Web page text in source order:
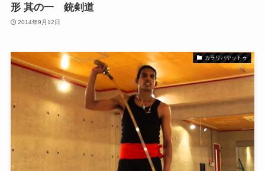
形 其の一 銃剣道
2014年9月12日
カラリパヤットゥ